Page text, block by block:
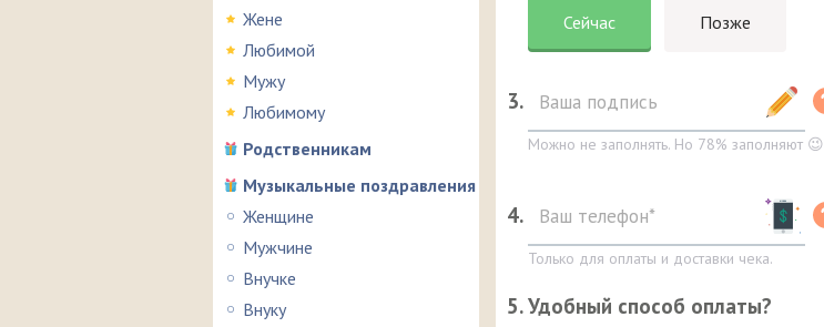
Жене
Любимой
Мужу
Любимому
Родственникам
Музыкальные поздравления
Женщине
Мужчине
Внучке
Внуку
Сейчас Позже
3.
Можно не заполнять. Но 78% заполняют 😉
4.
Только для оплаты и доставки чека.
5. Удобный способ оплаты?